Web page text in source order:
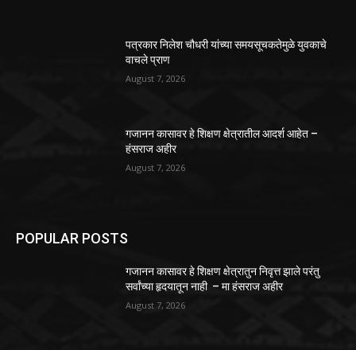
पत्रकार निलेश चौधरी यांच्या समयसूचकतेमुळे युवकाचे
वाचले प्राण
August 7, 2026
गजानन कासावर हे शिक्षण क्षेत्रातील आदर्श आहेत –
हंसराज अहीर
August 7, 2026
POPULAR POSTS
गजानन कासावर हे शिक्षण क्षेत्रातुन निवृत्त झाले परंतु
सर्वांच्या हृदयातून नाही – मा हंसराज अहीर
August 7, 2026